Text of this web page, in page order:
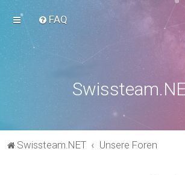
FAQ
Swissteam.NET Unsere Foren